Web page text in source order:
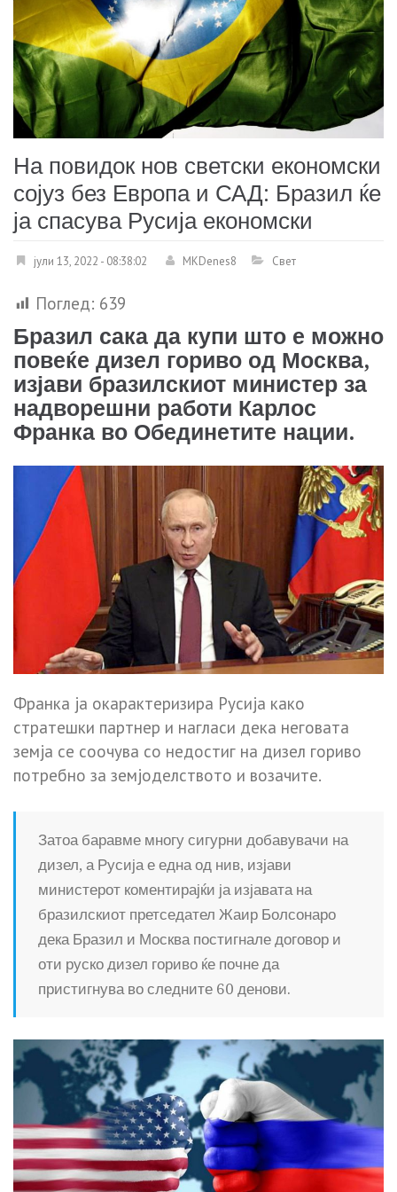
На пoвидок нов светски економски
сојуз без Европа и САД: Бразил ќе
ја спасува Русија економски
јули 13, 2022 - 08:38:02 MKDenes8 Свет
Поглед: 639
Бразил сака да купи што е можно
повеќе дизел гориво од Москва,
изјави бразилскиот министер за
надворешни работи Карлос
Франка во Обединетите нации.
Франка ја окарактеризира Русија како
стратешки партнер и нагласи дека неговата
земја се соочува со недостиг на дизел гориво
потребно за земјоделството и возачите.
Затоа баравме многу сигурни добавувачи на
дизел, а Русија е една од нив, изјави
министерот коментирајќи ја изјавата на
бразилскиот претседател Жаир Болсонаро
дека Бразил и Москва постигнале договор и
оти руско дизел гориво ќе почне да
пристигнува во следните 60 денови.